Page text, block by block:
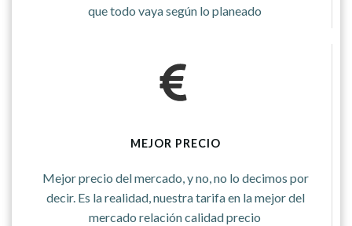
que todo vaya según lo planeado
MEJOR PRECIO
Mejor precio del mercado, y no, no lo decimos por
decir. Es la realidad, nuestra tarifa en la mejor del
mercado relación calidad precio